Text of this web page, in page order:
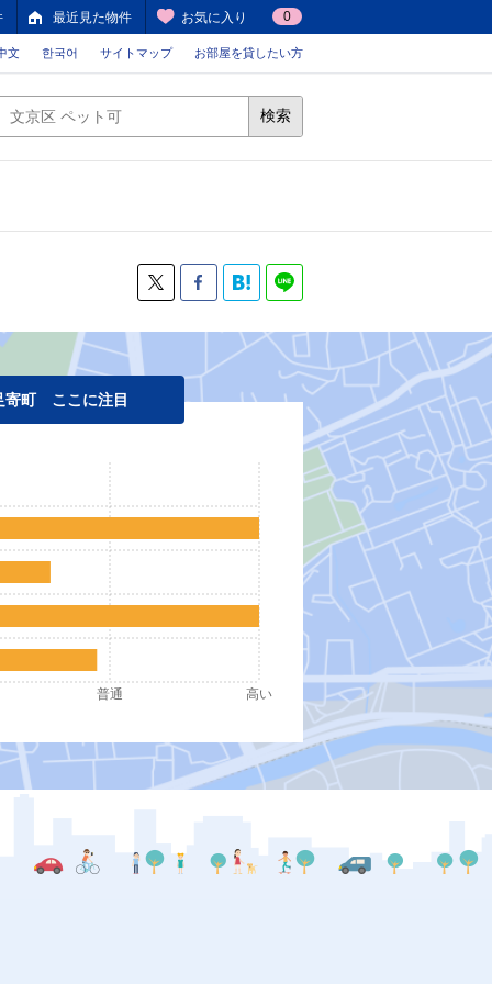
最近見た物件 お気に入り 0
文 한국어 サイトマップ お部屋を貸したい方
検索
寄町 ここに注目
普通 高い